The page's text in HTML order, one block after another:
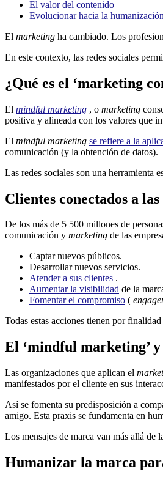
El valor del contenido
Evolucionar hacia la humanización
El marketing ha cambiado. Los
En este contexto, las redes sociales
¿Qué es el ‘marketing
El mindful marketing , o marketing
positiva y alineada con los valores que
El mindful marketing se refiere a la
comunicación (y la obtención de datos).
Las redes sociales son una herramienta
Clientes conectados a las
De los más de 5 500 millones de
comunicación y marketing de las
Captar nuevos públicos.
Desarrollar nuevos servicios.
Atender a sus clientes .
Aumentar la visibilidad de la
Fomentar el compromiso (
Todas estas acciones tienen por
El ‘mindful marketing’ y
Las organizaciones que aplican el
manifestados por el cliente en sus
Así se fomenta su predisposición a
amigo. Esta praxis se fundamenta en
Los mensajes de marca van más allá
Humanizar la marca